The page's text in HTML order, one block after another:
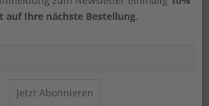
auf Ihre nächste Bestellung.
Jetzt Abonnieren